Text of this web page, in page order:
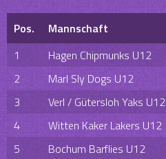
Pos. Mannschaft
1
Hagen Chipmunks U12
2
Marl Sly Dogs U12
3
Verl / Gütersloh Yaks U12
4
Witten Kaker Lakers U12
5
Bochum Barflies U12